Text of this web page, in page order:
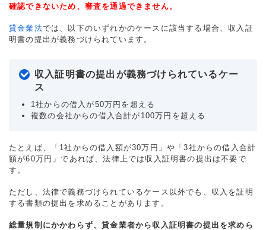
確認できないため、審査を通過できません。
貸金業法では、以下のいずれかのケースに該当する場合、収入証
明書の提出が義務づけられています。
収入証明書の提出が義務づけられているケー
ス
1社からの借入が50万円を超える
複数の会社からの借入合計が100万円を超える
たとえば、「1社からの借入額が30万円」や「3社からの借入合計
額が60万円」であれば、法律上では収入証明書の提出は不要で
す。
ただし、法律で義務づけられているケース以外でも、収入を証明
する書類の提出を求めることがあります。
総量規制にかかわらず、貸金業者から収入証明書の提出を求めら